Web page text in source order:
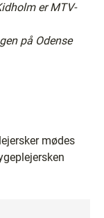
er MTV-
på Odense
mødes